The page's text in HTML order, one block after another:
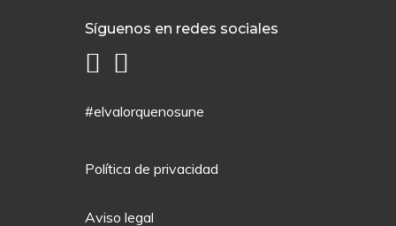
Síguenos en redes sociales
#elvalorquenosune
Política de privacidad
Aviso legal